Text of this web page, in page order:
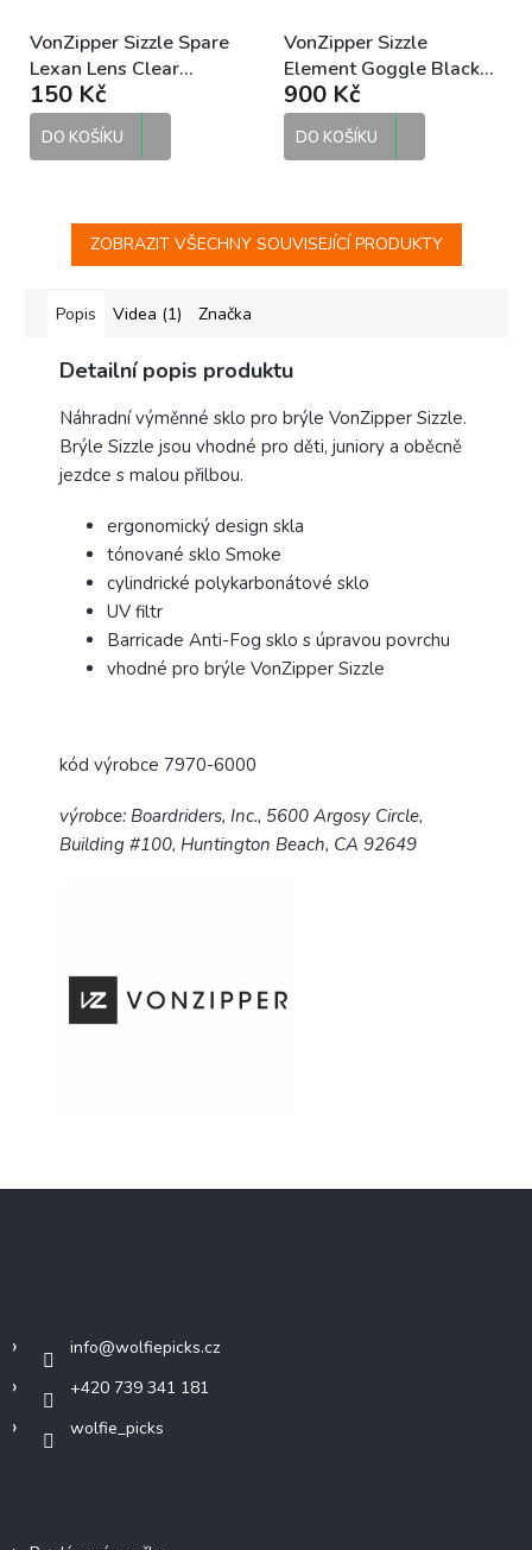
VonZipper Sizzle Spare
Lexan Lens Clear
náhradní zorník
150 Kč
DO KOŠÍKU
VonZipper Sizzle
Element Goggle Black
dětské motokrosové
brýle
900 Kč
DO KOŠÍKU
ZOBRAZIT VŠECHNY SOUVISEJÍCÍ PRODUKTY
Popis Videa (1) Značka
Detailní popis produktu
Náhradní výměnné sklo pro brýle VonZipper Sizzle.
Brýle Sizzle jsou vhodné pro děti, juniory a oběcně
jezdce s malou přilbou.
ergonomický design skla
tónované sklo Smoke
cylindrické polykarbonátové sklo
UV filtr
Barricade Anti-Fog sklo s úpravou povrchu
vhodné pro brýle VonZipper Sizzle
kód výrobce 7970-6000
výrobce: Boardriders, Inc., 5600 Argosy Circle,
Building #100, Huntington Beach, CA 92649
info@wolfiepicks.cz
+420 739 341 181
wolfie_picks